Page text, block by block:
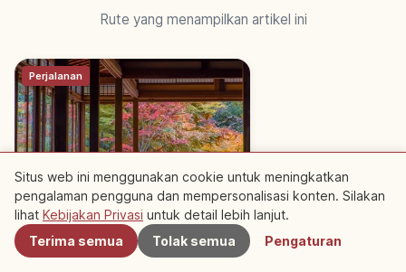
Rute yang menampilkan artikel ini
Perjalanan
Itinerary Taman & Arsitektur
Kyoto | Jelajah Ikonik Sehari
Terdekat
Situs web ini menggunakan cookie untuk meningkatkan
pengalaman pengguna dan mempersonalisasi konten. Silakan
lihat Kebijakan Privasi untuk detail lebih lanjut.
Terima semua
Tolak semua Pengaturan